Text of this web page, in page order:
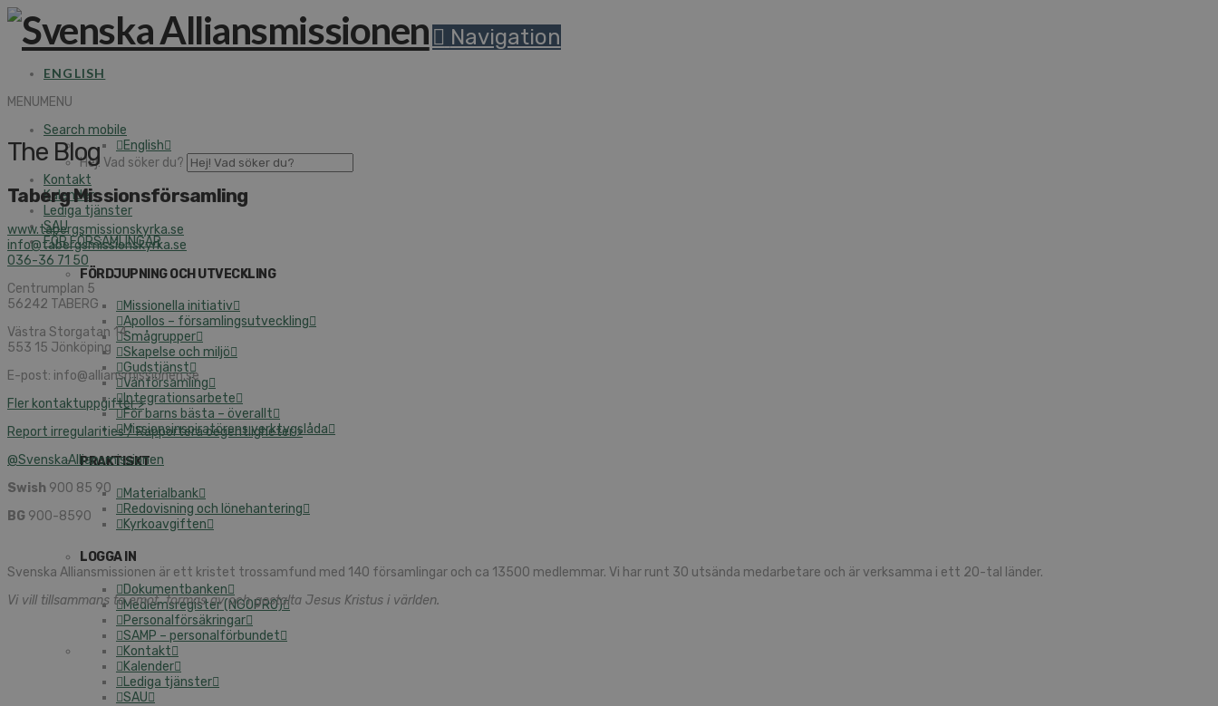
Navigation
ENGLISH
MENUMENU
Search mobile
English
Hej! Vad söker du?
Kontakt
Kalender
Lediga tjänster
SAU
FÖR FÖRSAMLINGAR
FÖRDJUPNING OCH UTVECKLING
Missionella initiativ
Apollos – församlingsutveckling
Smågrupper
Skapelse och miljö
Gudstjänst
Vänförsamling
Integrationsarbete
För barns bästa – överallt
Missionsinspiratörens verktygslåda
PRAKTISKT
Materialbank
Redovisning och lönehantering
Kyrkoavgiften
LOGGA IN
Dokumentbanken
Medlemsregister (NGOPRO)
Personalförsäkringar
SAMP – personalförbundet
Kontakt
Kalender
Lediga tjänster
SAU
The Blog
Taberg Missionsförsamling
www.tabergsmissionskyrka.se
info@tabergsmissionskyrka.se
036-36 71 50
Centrumplan 5
56242 TABERG
Västra Storgatan 14
553 15 Jönköping
E-post: info@alliansmissionen.se
Fler kontaktuppgifter >
Report irregularities / Rapportera oegentligheter >
@SvenskaAlliansmissionen
Swish 900 85 90
BG 900-8590
Svenska Alliansmissionen är ett kristet trossamfund med 140 församlingar och ca 13500 medlemmar. Vi har runt 30 utsända medarbetare och är verksamma i ett 20-tal länder.
Vi vill tillsammans ta emot, formas av och gestalta Jesus Kristus i världen.